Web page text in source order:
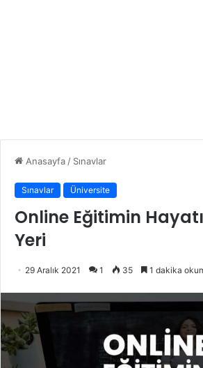
Anasayfa / Sınavlar
Sınavlar Üniversite
Online Eğitimin
Yeri
29 Aralık 2021 1 35 1 dakika